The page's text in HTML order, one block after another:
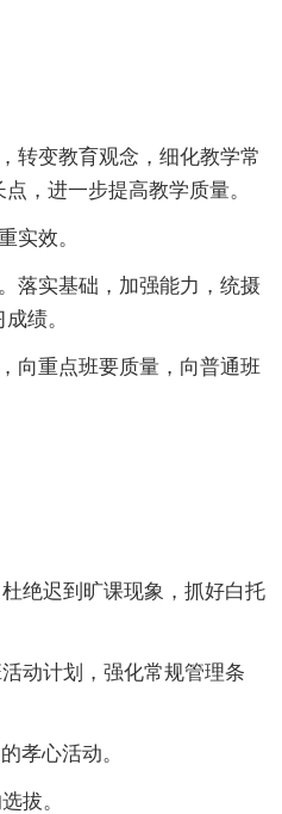
转变教育观念，细化教学常
，进一步提高教学质量。
实效。
落实基础，加强能力，统摄
绩。
向重点班要质量，向普通班
绝迟到旷课现象，抓好白托
动计划，强化常规管理条
孝心活动。
拔。